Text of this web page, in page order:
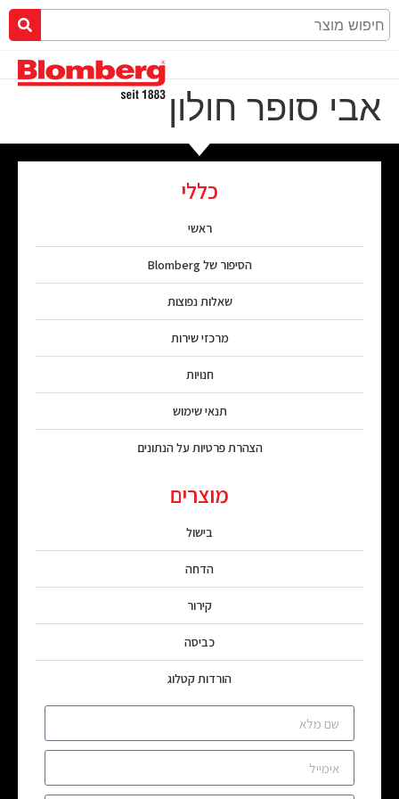
אבי סופר חולון
כללי
ראשי
הסיפור של Blomberg
שאלות נפוצות
מרכזי שירות
חנויות
תנאי שימוש
הצהרת פרטיות על הנתונים
מוצרים
בישול
הדחה
קירור
כביסה
הורדות קטלוג